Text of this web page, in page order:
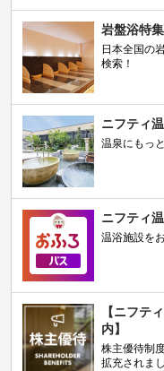
岩盤浴特集
日本全国の
検索！
ニフティ
温泉にもっ
ニフティ
温浴施設を
【ニフテ
内】
株主優待制
拡充されま